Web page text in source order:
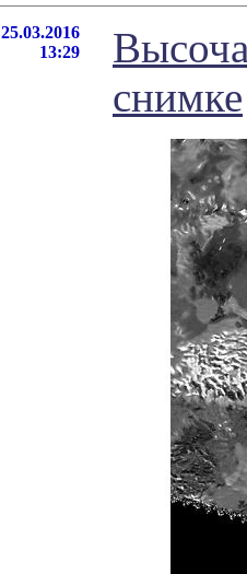
25.03.2016
13:29
снимке